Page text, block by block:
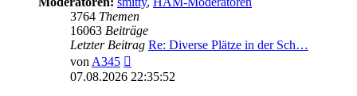
3764 Themen
16063 Beiträge
Letzter Beitrag Re: Diverse Plätze in der Sch…
vonA345
Beitrag
07.08.2026 22:35:52